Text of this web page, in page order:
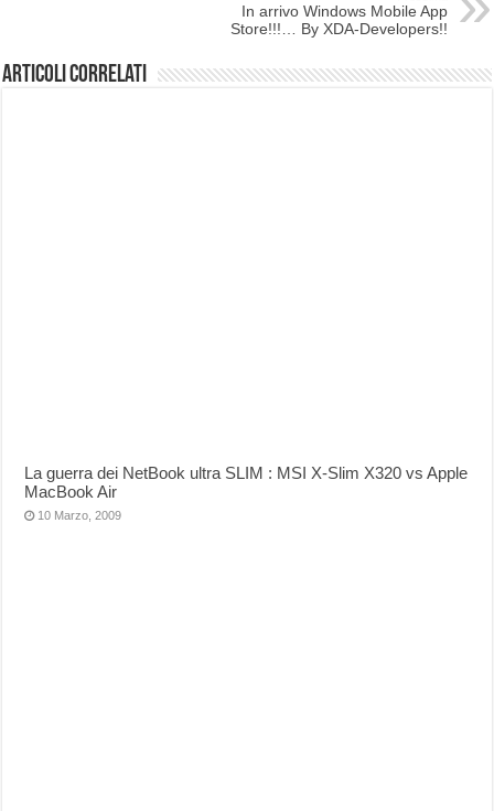
In arrivo Windows Mobile App
Store!!!… By XDA-Developers!!
Articoli correlati
La guerra dei NetBook ultra SLIM : MSI X-Slim X320 vs Apple
MacBook Air
10 Marzo, 2009